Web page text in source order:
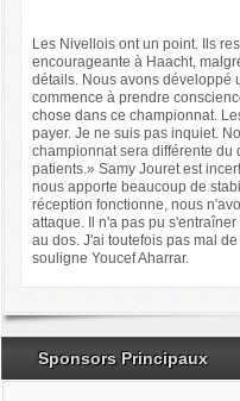
Les Nivellois ont un point. Ils
encourageante à Haacht,
détails. Nous avons développé
commence à prendre
chose dans ce championnat.
payer. Je ne suis pas inquiet.
championnat sera différente du
patients.» Samy Jouret est
nous apporte beaucoup de
réception fonctionne, nous
attaque. Il n'a pas pu
au dos. J'ai toutefois pas mal
souligne Youcef Aharrar.
Sponsors Principaux